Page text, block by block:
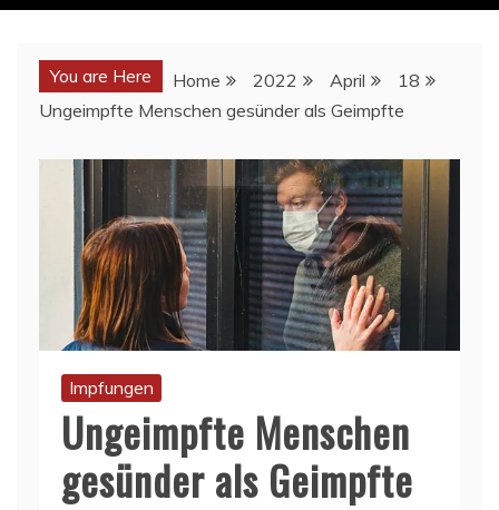
You are Here Home 2022 April
18
Ungeimpfte Menschen gesünder als Geimpfte
Impfungen
Ungeimpfte Menschen
gesünder als Geimpfte